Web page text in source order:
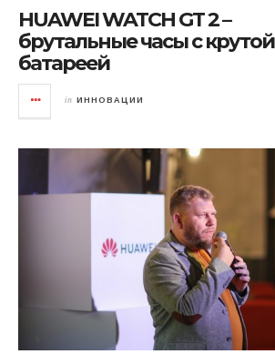
HUAWEI WATCH GT 2 –
брутальные часы с крутой
батареей
in ИННОВАЦИИ